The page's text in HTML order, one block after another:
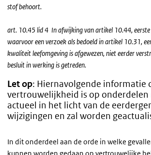
stof behoort.
art. 10.45 lid 4 In afwijking van artikel 10.44, eerste
waarvoor een verzoek als bedoeld in artikel 10.31,
kwaliteit leefomgeving is afgewezen, niet eerder
besluit in werking is getreden.
Let op: Hiernavolgende informatie
vertrouwelijkheid is op
actueel in het licht van de
wijzigingen en zal worden
In dit onderdeel aan de orde in welke